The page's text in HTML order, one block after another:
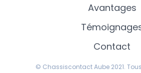
Avantages
Contact
© Chassiscontact Aube 2021.